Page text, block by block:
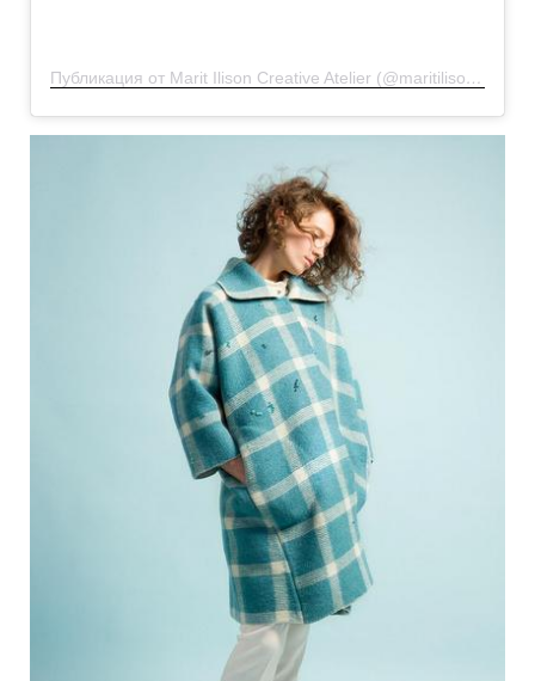
Публикация от Marit Ilison Creative Atelier (@maritilisoncreativeatelier)